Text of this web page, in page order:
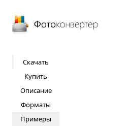
Скачать
Купить
Описание
Форматы
Примеры